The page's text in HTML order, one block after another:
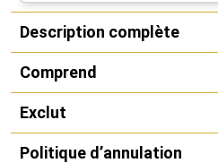
Description complète
Comprend
Exclut
Politique d’annulation